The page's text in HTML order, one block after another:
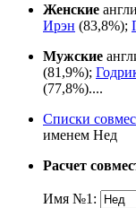
Женские
Ирэн (83,8%);
Мужские
(81,9%);
(77,8%)....
Списки
именем Нед
Расчет
Имя №1: